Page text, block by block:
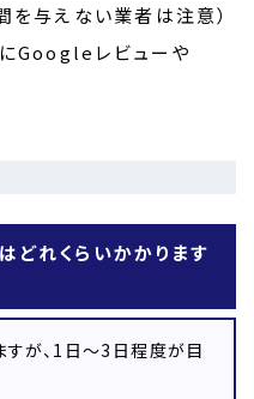
を与えない業者は注意）
Googleレビューや
どれくらいかかります
すが、1日～3日程度が目